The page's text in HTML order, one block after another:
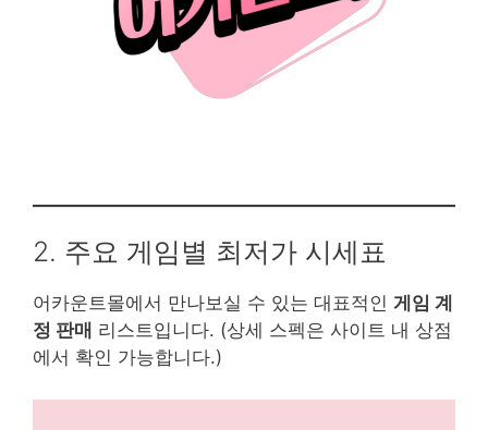
2. 주요 게임별 최저가 시세표
어카운트몰에서 만나보실 수 있는 대표적인 게임 계
정 판매 리스트입니다. (상세 스펙은 사이트 내 상점
에서 확인 가능합니다.)